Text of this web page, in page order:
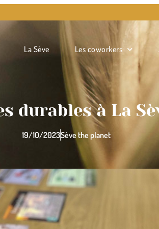
La Sève Les coworkers
durables à La
19/10/2023Sève the planet